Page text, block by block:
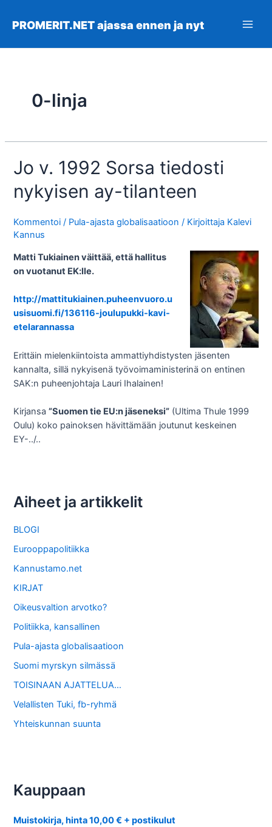
sisältöön
PROMERIT.NET ajassa ennen ja nyt
0-linja
Jo v. 1992 Sorsa tiedosti
nykyisen ay-tilanteen
Kommentoi / Pula-ajasta globalisaatioon / Kirjoittaja Kalevi
Kannus
Matti Tukiainen väittää, että hallitus
on vuotanut EK:lle.
http://mattitukiainen.puheenvuoro.u
usisuomi.fi/136116-joulupukki-kavi-
etelarannassa
Erittäin mielenkiintoista ammattiyhdistysten jäsenten
kannalta, sillä nykyisenä työvoimaministerinä on entinen
SAK:n puheenjohtaja Lauri Ihalainen!
Kirjansa”Suomen tie EU:n jäseneksi” (Ultima Thule 1999
Oulu) koko painoksen hävittämään joutunut keskeinen
EY-../..
Aiheet ja artikkelit
BLOGI
Eurooppapolitiikka
Kannustamo.net
KIRJAT
Oikeusvaltion arvotko?
Politiikka, kansallinen
Pula-ajasta globalisaatioon
Suomi myrskyn silmässä
TOISINAAN AJATTELUA…
Velallisten Tuki, fb-ryhmä
Yhteiskunnan suunta
Kauppaan
Muistokirja, hinta 10,00 € + postikulut